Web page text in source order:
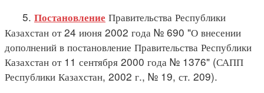
5. Постановление Правительства Республики
Казахстан от 24 июня 2002 года № 690 "О внесении
дополнений в постановление Правительства Республики
Казахстан от 11 сентября 2000 года № 1376" (САПП
Республики Казахстан, 2002 г., № 19, ст. 209).